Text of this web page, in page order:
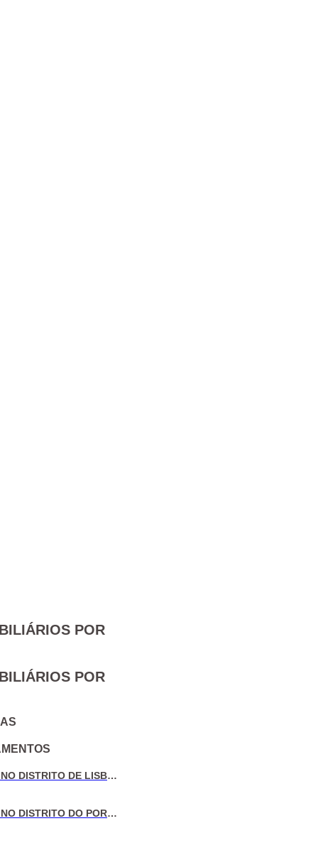
POR
POR
VENDA DE MORADIAS NO DISTRITO DE LISBOA
VENDA DE MORADIAS NO DISTRITO DO PORTO